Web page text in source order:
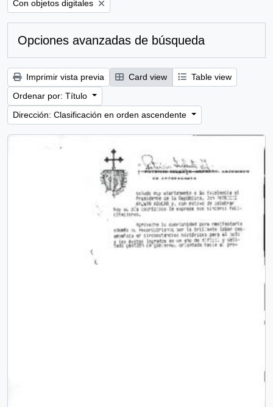
Remove filter:
Con objetos digitales
Opciones avanzadas de búsqueda
Imprimir vista previa Card view
Table view
Ordenar por: Título
Dirección: Clasificación en orden ascendente